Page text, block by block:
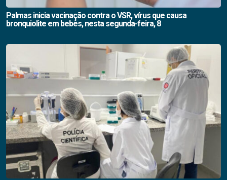
Palmas inicia vacinação contra o VSR, vírus que causa
bronquiolite em bebês, nesta segunda-feira, 8